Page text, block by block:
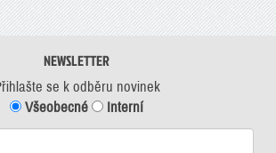
NEWSLETTER
se k odběru novinek
Všeobecné
Interní